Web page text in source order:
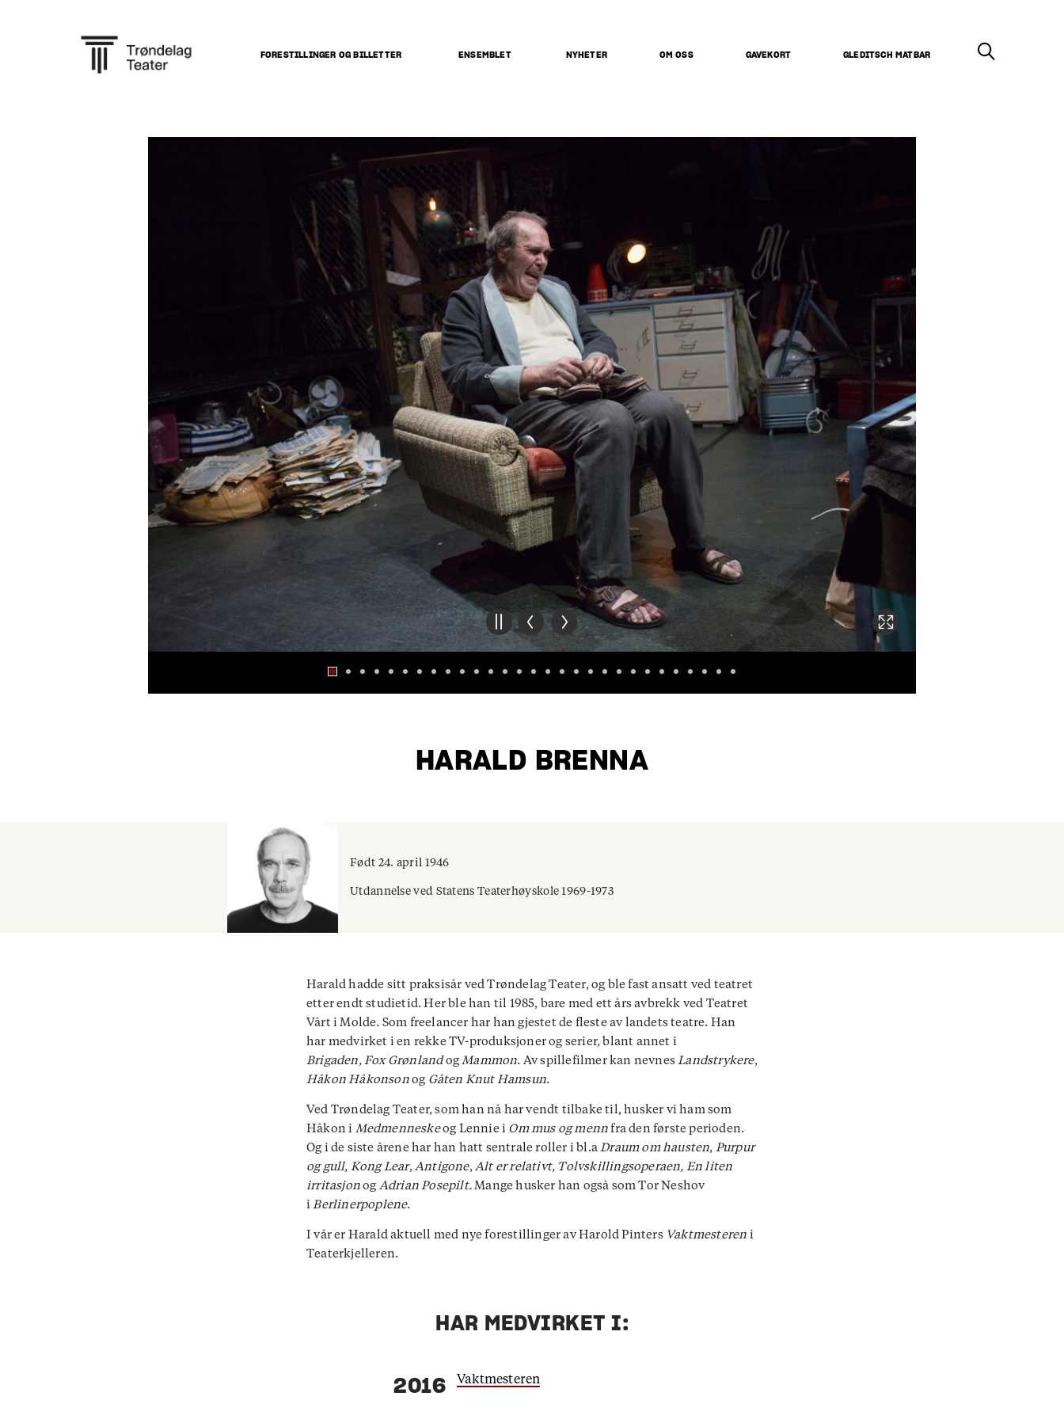
FORESTILLINGER OG BILLETTER ENSEMBLET NYHETER OM OSS GAVEKORT GLEDITSCH MATBAR
HARALD BRENNA
Født 24. april 1946
Utdannelse ved Statens Teaterhøyskole 1969-1973
Harald hadde sitt praksisår ved Trøndelag Teater, og ble fast ansatt ved teatret
etter endt studietid. Her ble han til 1985, bare med ett års avbrekk ved Teatret
Vårt i Molde. Som freelancer har han gjestet de fleste av landets teatre. Han
har medvirket i en rekke TV-produksjoner og serier, blant annet i
Brigaden, Fox Grønlandog Mammon. Av spillefilmer kan nevnes Landstrykere,
Håkon Håkonsonog Gåten Knut Hamsun.
Ved Trøndelag Teater, som han nå har vendt tilbake til, husker vi ham som
Håkon i Medmenneskeog Lennie i Om mus og menn fra den første perioden.
Og i de siste årene har han hatt sentrale roller i bl.a Draum om hausten, Purpur
og gull, Kong Lear, Antigone, Alt er relativt, Tolvskillingsoperaen, En liten
irritasjon og Adrian Posepilt. Mange husker han også som Tor Neshov
i Berlinerpoplene.
I vår er Harald aktuell med nye forestillinger av Harold Pinters Vaktmesteren i
Teaterkjelleren.
HAR MEDVIRKET I:
2016 Vaktmesteren